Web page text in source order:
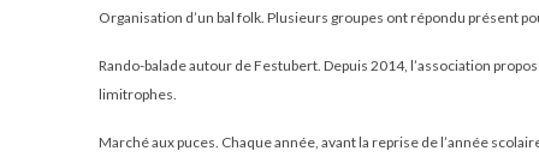
Organisation d’un bal folk. Plusieurs groupes ont répondu présent
Rando-balade autour de Festubert. Depuis 2014, l’association
limitrophes.
Marché aux puces. Chaque année, avant la reprise de l’année